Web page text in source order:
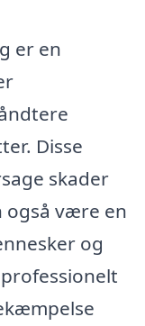
er en
Disse
skader
også være en
og